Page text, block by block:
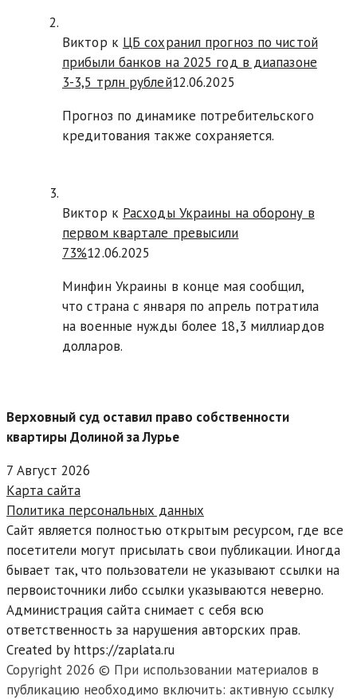
Виктор к ЦБ сохранил прогноз по чистой
прибыли банков на 2025 год в диапазоне
3-3,5 трлн рублей12.06.2025
Прогноз по динамике потребительского
кредитования также сохраняется.
Виктор к Расходы Украины на оборону в
первом квартале превысили
73%12.06.2025
Минфин Украины в конце мая сообщил,
что страна с января по апрель потратила
на военные нужды более 18,3 миллиардов
долларов.
Верховный суд оставил право собственности
квартиры Долиной за Лурье
7 Август 2026
Карта сайта
Политика персональных данных
Сайт является полностью открытым ресурсом, где все
посетители могут присылать свои публикации. Иногда
бывает так, что пользователи не указывают ссылки на
первоисточники либо ссылки указываются неверно.
Администрация сайта снимает с себя всю
ответственность за нарушения авторских прав.
Created by https://zaplata.ru
Copyright 2026 © При использовании материалов в
публикацию необходимо включить: активную ссылку